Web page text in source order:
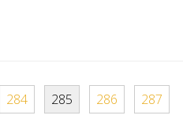
284 285 286
287